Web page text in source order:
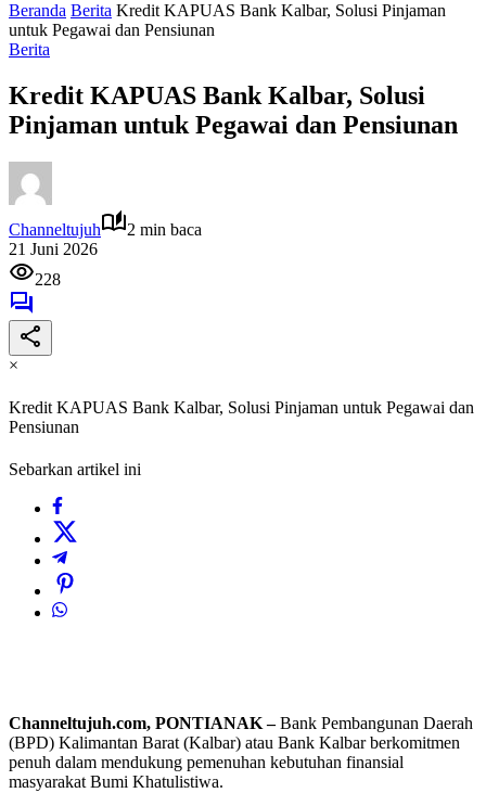
Beranda Berita Kredit KAPUAS Bank Kalbar, Solusi Pinjaman
untuk Pegawai dan Pensiunan
Berita
Kredit KAPUAS Bank Kalbar, Solusi
Pinjaman untuk Pegawai dan Pensiunan
Channeltujuh
2 min baca
21 Juni 2026
228
×
Kredit KAPUAS Bank Kalbar, Solusi Pinjaman untuk Pegawai dan
Pensiunan
Sebarkan artikel ini
Channeltujuh.com, PONTIANAK –Bank Pembangunan Daerah
(BPD) Kalimantan Barat (Kalbar) atau Bank Kalbar berkomitmen
penuh dalam mendukung pemenuhan kebutuhan finansial
masyarakat Bumi Khatulistiwa.